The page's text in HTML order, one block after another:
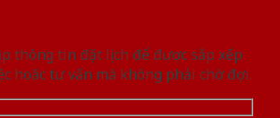
thông tin đặt lịch để được sắp xếp
hoăc tư vấn mà không phải chờ đợi.